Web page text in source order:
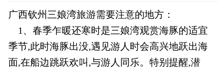
广西钦州三娘湾旅游需要注意的地方：
1、春季乍暖还寒时是三娘湾观赏海豚的适宜
季节,此时海豚出没,遇见游人时会高兴地跃出海
面,在船边跳跃欢叫,与游人同乐。特别提醒,潜